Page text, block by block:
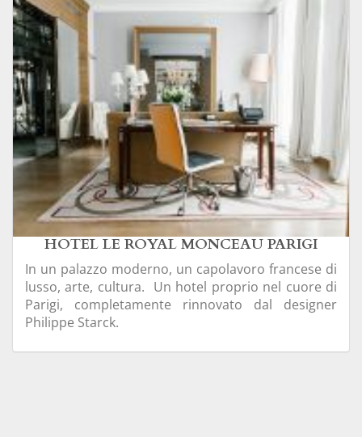
HOTEL LE ROYAL MONCEAU PARIGI
In un palazzo moderno, un capolavoro francese di
lusso, arte, cultura. Un hotel proprio nel cuore di
Parigi, completamente rinnovato dal designer
Philippe Starck.